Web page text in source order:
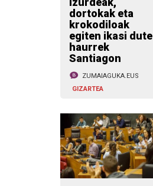
dortokak eta
krokodiloak
egiten ikasi dute
haurrek
Santiagon
ZUMAIAGUKA.EUS
GIZARTEA